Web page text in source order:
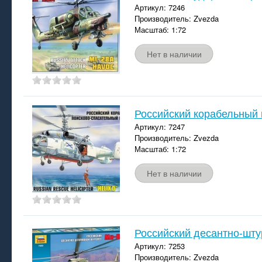
Артикул: 7246
Производитель: Zvezda
Масштаб: 1:72
Нет в наличии
Российский
Артикул: 7247
Производитель: Zvezda
Масштаб: 1:72
Нет в наличии
Российский десантно-
Артикул: 7253
Производитель: Zvezda